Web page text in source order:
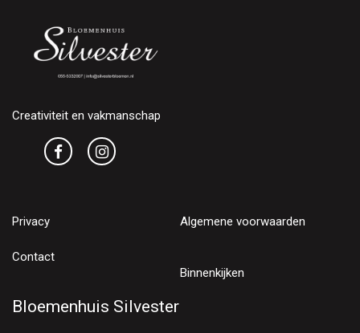
Creativiteit en vakmanschap
Privacy Algemene voorwaarden
Contact
Binnenkijken
Bloemenhuis Silvester